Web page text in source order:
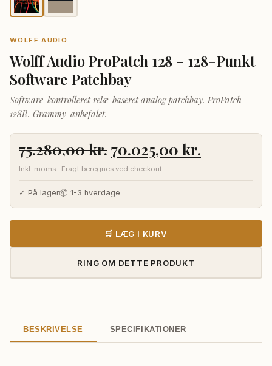
WOLFF AUDIO
Wolff Audio ProPatch 128 – 128-Punkt
Software Patchbay
Software-kontrolleret relæ-baseret analog patchbay. ProPatch
128R. Grammy-anbefalet.
75.280,00kr.Den
oprindelige
pris
var:
75.280,00 kr..
70.025,00 kr.
aktuelle
pris
Inkl. moms · Fragt beregnes ved checkout
✓ På lager📦 1-3 hverdage
🛒 LÆG I KURV
RING OM DETTE PRODUKT
BESKRIVELSE SPECIFIKATIONER